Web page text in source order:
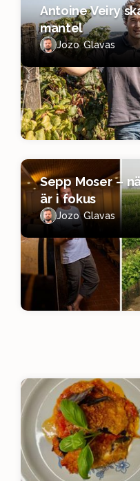
Antoine Veiry
mantel
Jozo Glavas
Sepp Moser –
är i fokus
Jozo Glavas